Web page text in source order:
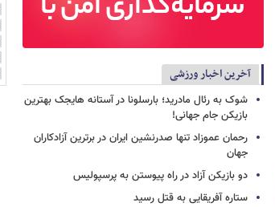
آخرین اخبار ورزشی
شوک به رئال مادرید؛ بارسلونا در آستانه هایجک بهترین
بازیکن جام جهانی!
رحمان عموزاد تنها صدرنشین ایران در برترین آزادکاران
جهان
دو بازیکن آزاد در راه پیوستن به پرسپولیس
ستاره آفریقایی به قتل رسید